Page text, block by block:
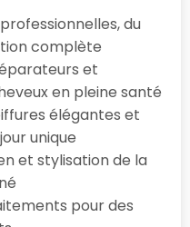
du
complète
et
en pleine santé
élégantes et
unique
et stylisation de la
pour des